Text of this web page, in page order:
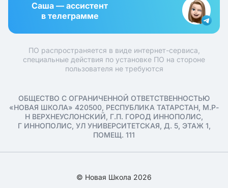
Саша — ассистент
в телеграмме
ПО распространяется в виде интернет-сервиса,
специальные действия по установке ПО на стороне
пользователя не требуются
ОБЩЕСТВО С ОГРАНИЧЕННОЙ ОТВЕТСТВЕННОСТЬЮ
«НОВАЯ ШКОЛА» 420500, РЕСПУБЛИКА ТАТАРСТАН, М.Р-
Н ВЕРХНЕУСЛОНСКИЙ, Г.П. ГОРОД ИННОПОЛИС,
Г ИННОПОЛИС, УЛ УНИВЕРСИТЕТСКАЯ, Д. 5, ЭТАЖ 1,
ПОМЕЩ. 111
© Новая Школа 2026